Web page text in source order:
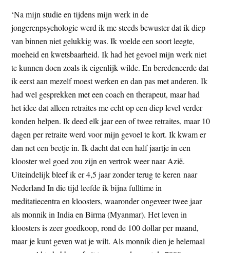
‘Na mijn studie en tijdens mijn werk in de
jongerenpsychologie werd ik me steeds bewuster dat ik diep
van binnen niet gelukkig was. Ik voelde een soort leegte,
moeheid en kwetsbaarheid. Ik had het gevoel mijn werk niet
te kunnen doen zoals ik eigenlijk wilde. En beredeneerde dat
ik eerst aan mezelf moest werken en dan pas met anderen. Ik
had wel gesprekken met een coach en therapeut, maar had
het idee dat alleen retraites me echt op een diep level verder
konden helpen. Ik deed elk jaar een of twee retraites, maar 10
dagen per retraite werd voor mijn gevoel te kort. Ik kwam er
dan net een beetje in. Ik dacht dat een half jaartje in een
klooster wel goed zou zijn en vertrok weer naar Azië.
Uiteindelijk bleef ik er 4,5 jaar zonder terug te keren naar
Nederland In die tijd leefde ik bijna fulltime in
meditatiecentra en kloosters, waaronder ongeveer twee jaar
als monnik in India en Birma (Myanmar). Het leven in
kloosters is zeer goedkoop, rond de 100 dollar per maand,
maar je kunt geven wat je wilt. Als monnik dien je helemaal